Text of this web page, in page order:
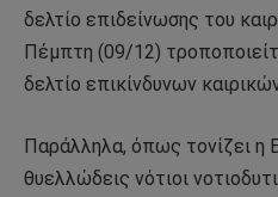
δελτίο επιδείνωσης του
Πέμπτη (09/12)
δελτίο επικίνδυνων
Παράλληλα, όπως τονίζει η
θυελλώδεις νότιοι